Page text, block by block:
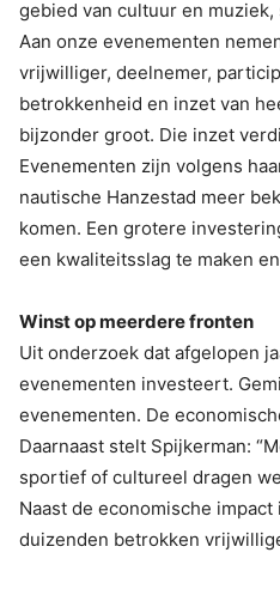
gebied van cultuur en
Aan onze evenementen
vrijwilliger, deelnemer,
betrokkenheid en inzet van
bijzonder groot. Die inzet
Evenementen zijn volgens
nautische Hanzestad meer
komen. Een grotere
een kwaliteitsslag te maken
Winst op meerdere fronten
Uit onderzoek dat afgelopen
evenementen investeert.
evenementen. De
Daarnaast stelt Spijkerman:
sportief of cultureel dragen
Naast de economische
duizenden betrokken